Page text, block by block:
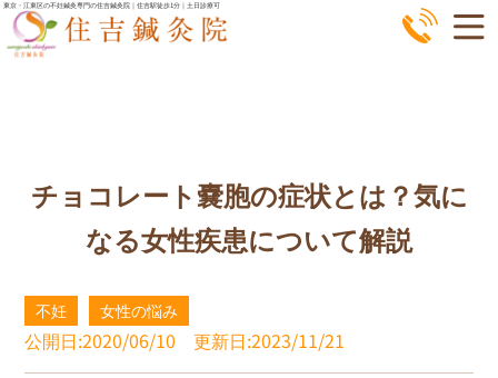
コ
ン
東京・江東区の不妊鍼灸専門の住吉鍼灸院｜住吉駅徒歩1分｜土日診療可
チョコレート嚢胞の症状とは？気に
なる女性疾患について解説
不妊 女性の悩み
公開日:2020/06/10更新日:2023/11/21